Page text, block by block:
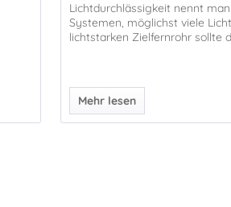
Lichtdurchlässigkeit nennt
Systemen, möglichst viele
lichtstarken Zielfernrohr sollte
Mehr lesen